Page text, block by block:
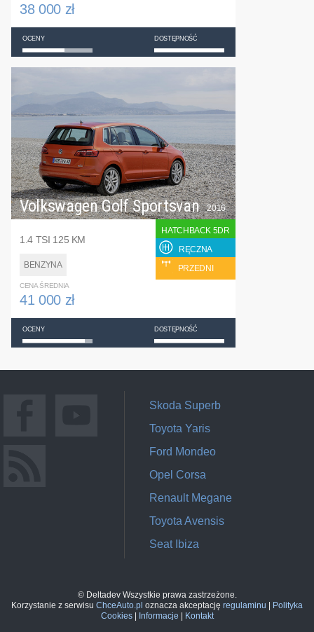
38 000 zł
OCENY DOSTĘPNOŚĆ
Volkswagen Golf Sportsvan
1.4 TSI 125 KM
BENZYNA
2016
HATCHBACK 5DR
RĘCZNA
PRZEDNI
CENA ŚREDNIA
41 000 zł
OCENY DOSTĘPNOŚĆ
Skoda Superb
Toyota Yaris
Ford Mondeo
Opel Corsa
Renault Megane
Toyota Avensis
Seat Ibiza
© Deltadev Wszystkie prawa zastrzeżone.
Korzystanie z serwisu ChceAuto.pl oznacza akceptację regulaminu
Polityka
Cookies| Informacje Kontakt